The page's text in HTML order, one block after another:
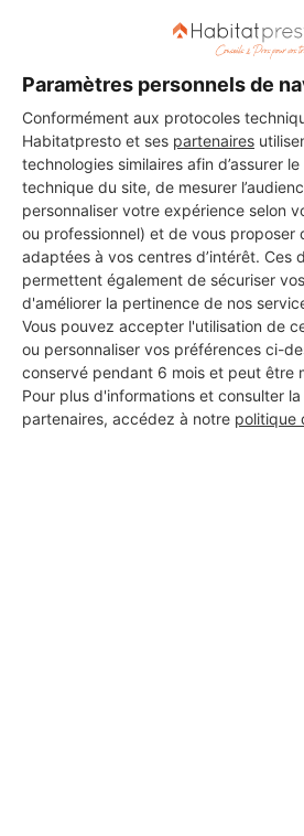
Paramètres personnels de
Conformément aux protocoles
Habitatpresto et ses partenaires
technologies similaires afin d’assurer
technique du site, de mesurer
personnaliser votre expérience selon
ou professionnel) et de vous proposer
adaptées à vos centres d’intérêt. Ces
permettent également de sécuriser
d'améliorer la pertinence de nos
Vous pouvez accepter l'utilisation de
ou personnaliser vos préférences ci-
conservé pendant 6 mois et peut être
Pour plus d'informations et consulter
partenaires, accédez à notre politique
SOUHAITEZ
M'inscrire
Les Installateurs
autour de Le